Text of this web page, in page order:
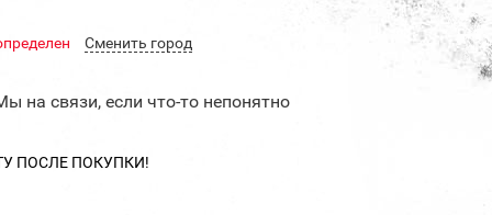
Cменить город
на связи, если что-то непонятно
ПОСЛЕ ПОКУПКИ!